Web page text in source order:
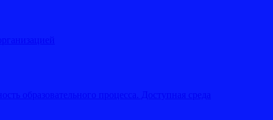
образовательного процесса. Доступная среда